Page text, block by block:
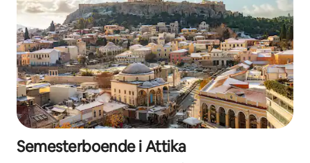
Semesterboende i Attika